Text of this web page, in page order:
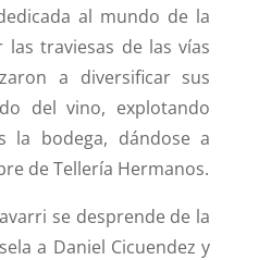
al mundo de la
traviesas de las vías
a diversificar sus
del vino, explotando
la bodega, dándose a
de Tellería Hermanos.
se desprende de la
a Daniel Cicuendez y